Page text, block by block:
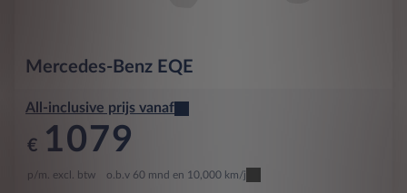
Mercedes-Benz EQE
All-inclusive prijs vanaf
€ 1079
p/m. excl. btw o.b.v 60 mnd en 10,000 km/j